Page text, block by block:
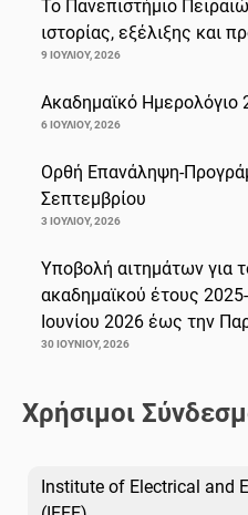
Το Πανεπιστήμιο
ιστορίας, εξέλιξης και
9 ΙΟΥΛΊΟΥ, 2026
Ακαδημαϊκό Ημερολόγιο
6 ΙΟΥΛΊΟΥ, 2026
Ορθή Επανάληψη-
Σεπτεμβρίου
3 ΙΟΥΛΊΟΥ, 2026
Υποβολή αιτημάτων για
ακαδημαϊκού έτους
Ιουνίου 2026 έως την
30 ΙΟΥΝΊΟΥ, 2026
Χρήσιμοι
Institute of Electrical and